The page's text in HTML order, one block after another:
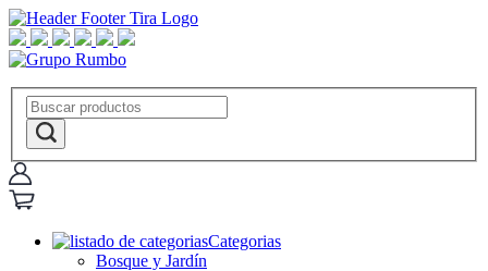
Categorias
Bosque y Jardín